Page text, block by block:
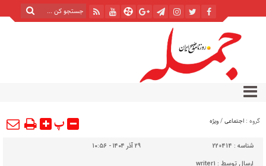
گروه : اجتماعی/ویژه پ
شناسه : 220414
۲۹ آذر ۱۴۰۴ - ۱۰:۵۶
ارسال توسط : writer1